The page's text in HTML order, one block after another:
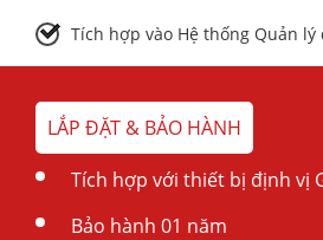
Tích hợp vào Hệ thống Quản lý
LẮP ĐẶT & BẢO HÀNH
Tích hợp với thiết bị định vị
Bảo hành 01 năm